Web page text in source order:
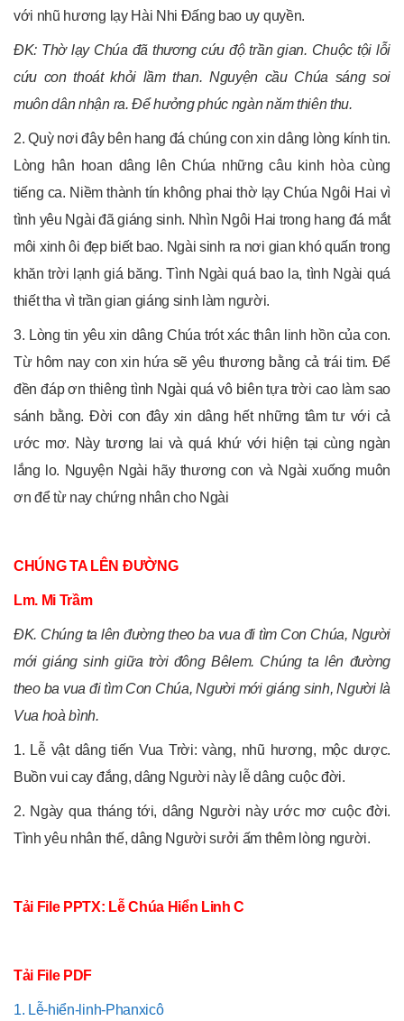
với nhũ hương lạy Hài Nhi Đấng bao uy quyền.
ĐK: Thờ lạy Chúa đã thương cứu độ trần gian. Chuộc tội lỗi
cứu con thoát khỏi lầm than. Nguyện cầu Chúa sáng soi
muôn dân nhận ra. Để hưởng phúc ngàn năm thiên thu.
2. Quỳ nơi đây bên hang đá chúng con xin dâng lòng kính tin.
Lòng hân hoan dâng lên Chúa những câu kinh hòa cùng
tiếng ca. Niềm thành tín không phai thờ lạy Chúa Ngôi Hai vì
tình yêu Ngài đã giáng sinh. Nhìn Ngôi Hai trong hang đá mắt
môi xinh ôi đẹp biết bao. Ngài sinh ra nơi gian khó quấn trong
khăn trời lạnh giá băng. Tình Ngài quá bao la, tình Ngài quá
thiết tha vì trần gian giáng sinh làm người.
3. Lòng tin yêu xin dâng Chúa trót xác thân linh hồn của con.
Từ hôm nay con xin hứa sẽ yêu thương bằng cả trái tim. Để
đền đáp ơn thiêng tình Ngài quá vô biên tựa trời cao làm sao
sánh bằng. Đời con đây xin dâng hết những tâm tư với cả
ước mơ. Này tương lai và quá khứ với hiện tại cùng ngàn
lắng lo. Nguyện Ngài hãy thương con và Ngài xuống muôn
ơn để từ nay chứng nhân cho Ngài
CHÚNG TA LÊN ĐƯỜNG
Lm. Mi Trầm
ĐK. Chúng ta lên đường theo ba vua đi tìm Con Chúa, Người
mới giáng sinh giữa trời đông Bêlem. Chúng ta lên đường
theo ba vua đi tìm Con Chúa, Người mới giáng sinh, Người là
Vua hoà bình.
1. Lễ vật dâng tiến Vua Trời: vàng, nhũ hương, mộc dược.
Buồn vui cay đắng, dâng Người này lễ dâng cuộc đời.
2. Ngày qua tháng tới, dâng Người này ước mơ cuộc đời.
Tình yêu nhân thế, dâng Người sưởi ấm thêm lòng người.
Tải File PPTX: Lễ Chúa Hiển Linh C
Tải File PDF
1. Lễ-hiển-linh-Phanxicô